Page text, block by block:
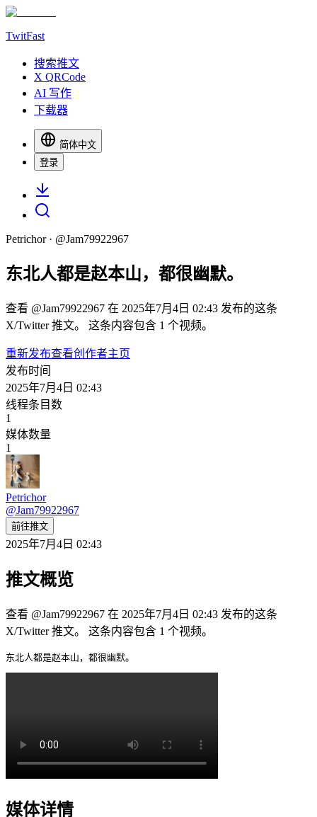
TwitFast
搜索推文
X QRCode
AI 写作
下载器
简体中文
登录
Petrichor· @Jam79922967
东北人都是赵本山，都很幽默。
查看 @Jam79922967 在 2025年7月4日 02:43 发布的这条
X/Twitter 推文。 这条内容包含 1 个视频。
重新发布查看创作者主页
发布时间
2025年7月4日 02:43
线程条目数
1
媒体数量
1
Petrichor
@Jam79922967
前往推文
2025年7月4日 02:43
推文概览
查看 @Jam79922967 在 2025年7月4日 02:43 发布的这条
X/Twitter 推文。 这条内容包含 1 个视频。
东北人都是赵本山，都很幽默。
媒体详情